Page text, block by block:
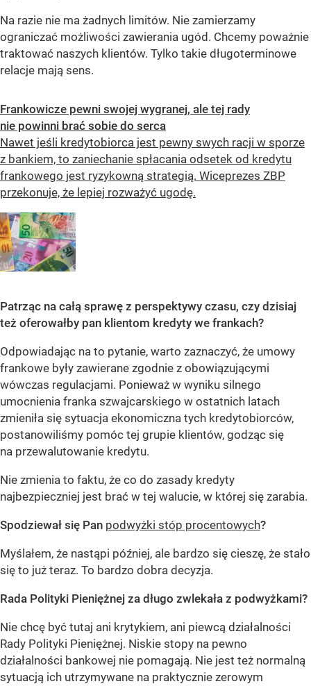
Na razie nie ma żadnych limitów. Nie zamierzamy
ograniczać możliwości zawierania ugód. Chcemy poważnie
traktować naszych klientów. Tylko takie długoterminowe
relacje mają sens.
Frankowicze pewni swojej wygranej, ale tej rady
nie powinni brać sobie do serca
Nawet jeśli kredytobiorca jest pewny swych racji w sporze
z bankiem, to zaniechanie spłacania odsetek od kredytu
frankowego jest ryzykowną strategią. Wiceprezes ZBP
przekonuje, że lepiej rozważyć ugodę.
Patrząc na całą sprawę z perspektywy czasu, czy dzisiaj
też oferowałby pan klientom kredyty we frankach?
Odpowiadając na to pytanie, warto zaznaczyć, że umowy
frankowe były zawierane zgodnie z obowiązującymi
wówczas regulacjami. Ponieważ w wyniku silnego
umocnienia franka szwajcarskiego w ostatnich latach
zmieniła się sytuacja ekonomiczna tych kredytobiorców,
postanowiliśmy pomóc tej grupie klientów, godząc się
na przewalutowanie kredytu.
Nie zmienia to faktu, że co do zasady kredyty
najbezpieczniej jest brać w tej walucie, w której się zarabia.
Spodziewał się Pan podwyżki stóp procentowych?
Myślałem, że nastąpi później, ale bardzo się cieszę, że stało
się to już teraz. To bardzo dobra decyzja.
Rada Polityki Pieniężnej za długo zwlekała z podwyżkami?
Nie chcę być tutaj ani krytykiem, ani piewcą działalności
Rady Polityki Pieniężnej. Niskie stopy na pewno
działalności bankowej nie pomagają. Nie jest też normalną
sytuacją ich utrzymywane na praktycznie zerowym